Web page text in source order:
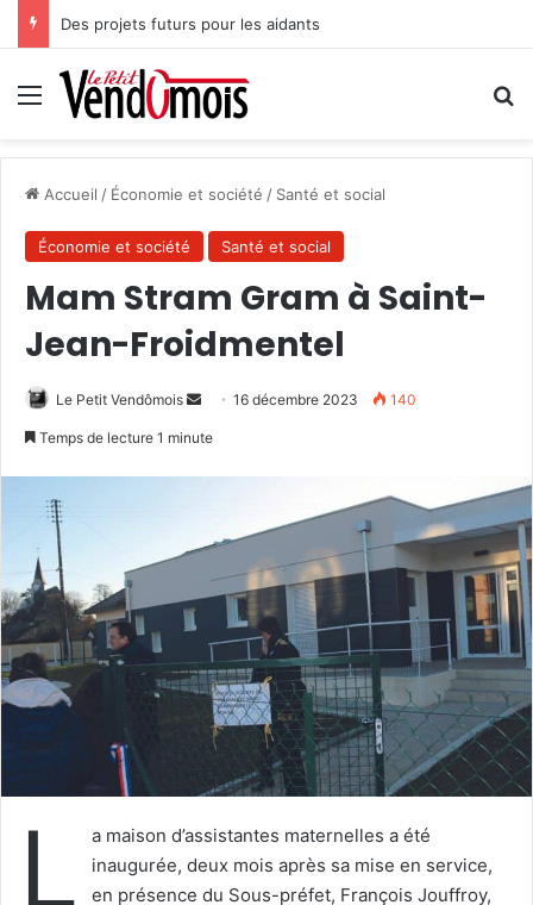
Des projets futurs pour les aidants
Menu
Accueil / Économie et société / Santé et social
Économie et société Santé et social
Mam Stram Gram à Saint-
Jean-Froidmentel
Le Petit Vendômois
e
u
o
i
e
l
16 décembre 2023 140
Temps de lecture 1 minute
L
a maison d’assistantes maternelles a été
inaugurée, deux mois après sa mise en service,
en présence du Sous-préfet, François Jouffroy,